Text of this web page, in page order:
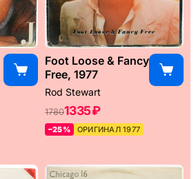
Foot Loose & Fancy
Free, 1977
Rod Stewart
17801335 ₽
–25% ОРИГИНАЛ 1977